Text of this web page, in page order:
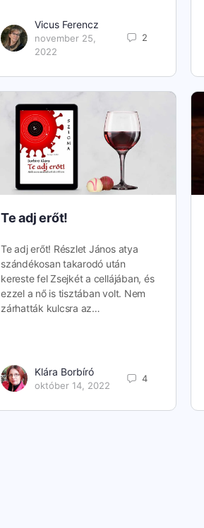
Vicus Ferencz
november 25,
2022
2
Te adj erőt!
Te adj erőt! Részlet János atya
szándékosan takarodó után
kereste fel Zsejkét a cellájában, és
ezzel a nő is tisztában volt. Nem
zárhatták kulcsra az…
Klára Borbíró
október 14, 2022
4